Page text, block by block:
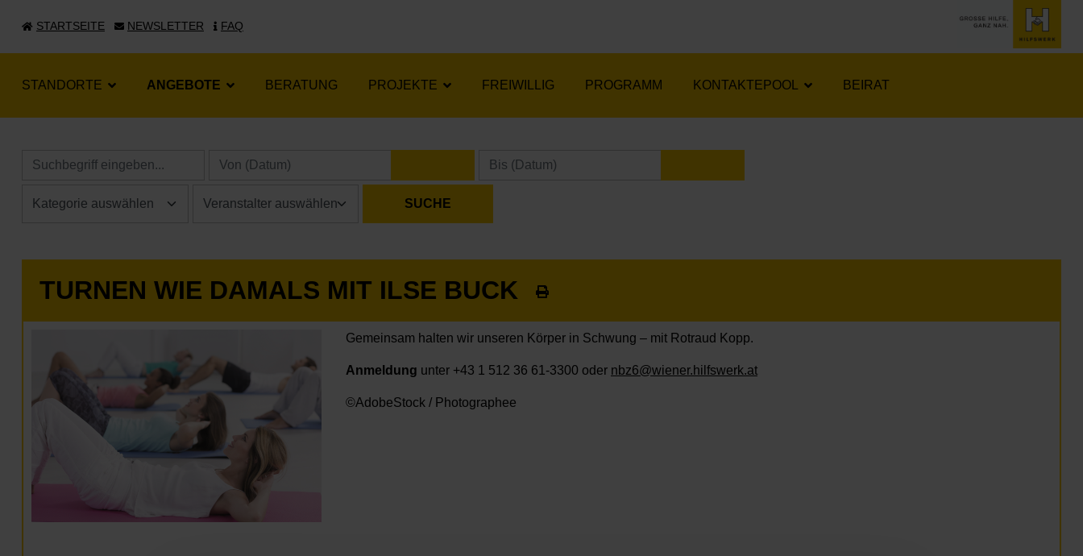
STARTSEITE NEWSLETTER FAQ
STANDORTE ANGEBOTE BERATUNG PROJEKTE FREIWILLIG PROGRAMM KONTAKTEPOOL BEIRAT
KALENDER ÖFFNEN
TURNEN WIE DAMALS MIT ILSE BUCK
Gemeinsam halten wir unseren Körper in Schwung – mit Rotraud Kopp.
Anmeldung unter +43 1 512 36 61-3300 oder nbz6@wiener.hilfswerk.at
©AdobeStock / Photographee